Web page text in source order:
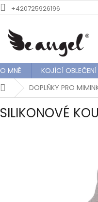
+420725926196
O MNĚ KOJÍCÍ OBLEČENÍ
DomůDOPLŇKY PRO
SILIKONOVÉ